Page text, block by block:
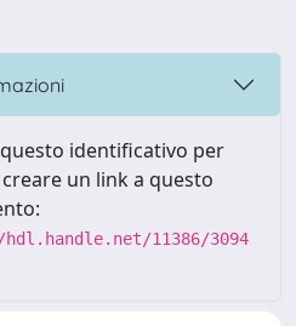
identificativo per
un link a questo
11386/3094